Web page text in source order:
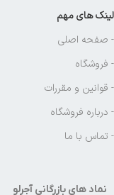
لینک های مهم
- صفحه اصلی
- فروشگاه
- قوانین و مقررات
- درباره فروشگاه
- تماس با ما
نماد های بازرگانی آجرلو